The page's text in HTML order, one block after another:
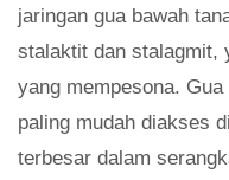
jaringan gua bawah
stalaktit dan stalagmit,
yang mempesona.
paling mudah diakses
terbesar dalam